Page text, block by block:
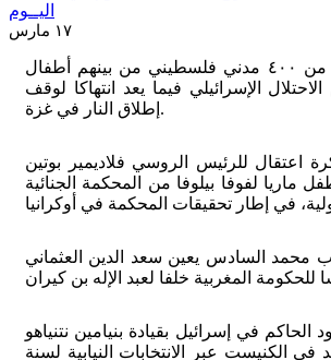
اليــوم
١٧ مارس
٢٠٢٥ - مقتل أكثر من ٤٠٠ مدني فلسطيني من بينهم أطفال
الإسرائيلي فيما يعد انتهاكا لوقف
إطلاق النار في غزة.
اعتقال للرئيس الروسي فلاديمير بوتين
ماريا لفوفا بيلوفا من المحكمة الجنائية
محمد السادس يعين سعد الدين العثماني
الحاكم في إسرائيل بقيادة بنيامين نتنياهو
في الكنيست عبر الانتخابات النيابية لسنة